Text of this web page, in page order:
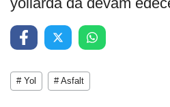
# Yol # Asfalt